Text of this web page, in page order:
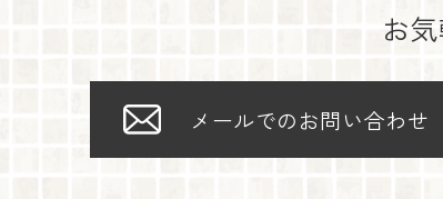
お
メールでのお問い合わせ